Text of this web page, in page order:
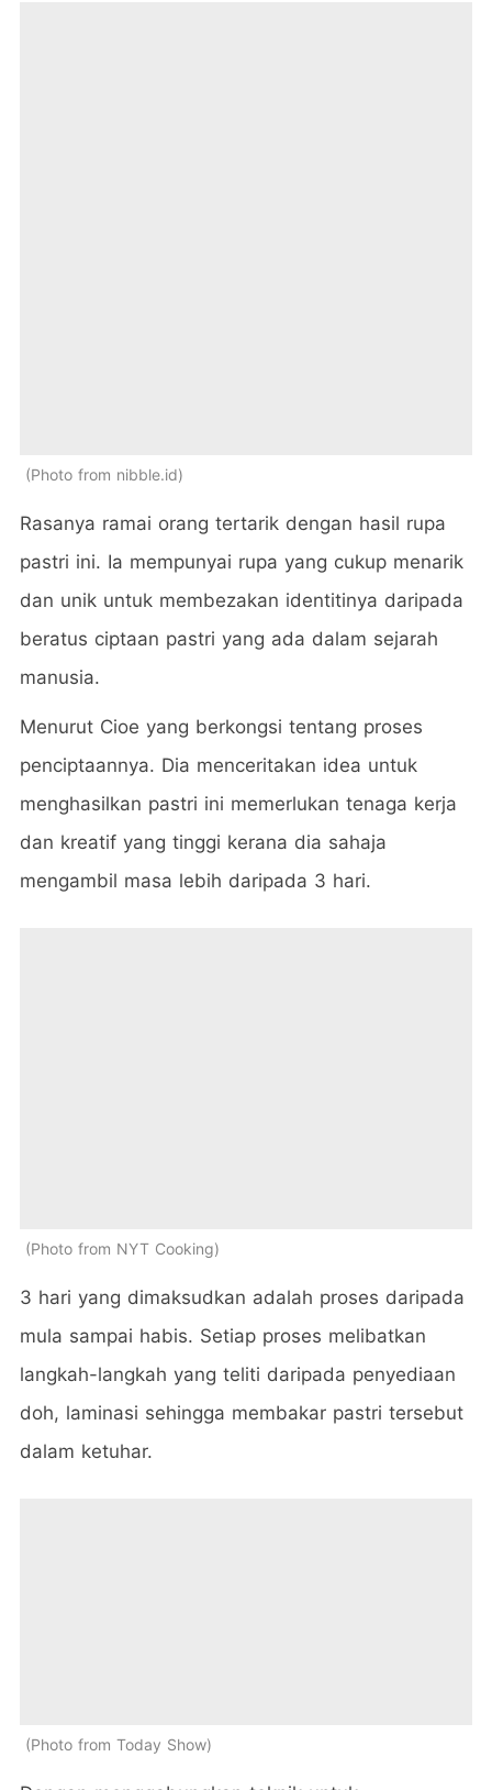
Photo from nibble.id
Rasanya ramai orang tertarik dengan hasil rupa
pastri ini. Ia mempunyai rupa yang cukup menarik
dan unik untuk membezakan identitinya daripada
beratus ciptaan pastri yang ada dalam sejarah
manusia.
Menurut Cioe yang berkongsi tentang proses
penciptaannya. Dia menceritakan idea untuk
menghasilkan pastri ini memerlukan tenaga kerja
dan kreatif yang tinggi kerana dia sahaja
mengambil masa lebih daripada 3 hari.
Photo from NYT Cooking
3 hari yang dimaksudkan adalah proses daripada
mula sampai habis. Setiap proses melibatkan
langkah-langkah yang teliti daripada penyediaan
doh, laminasi sehingga membakar pastri tersebut
dalam ketuhar.
Photo from Today Show